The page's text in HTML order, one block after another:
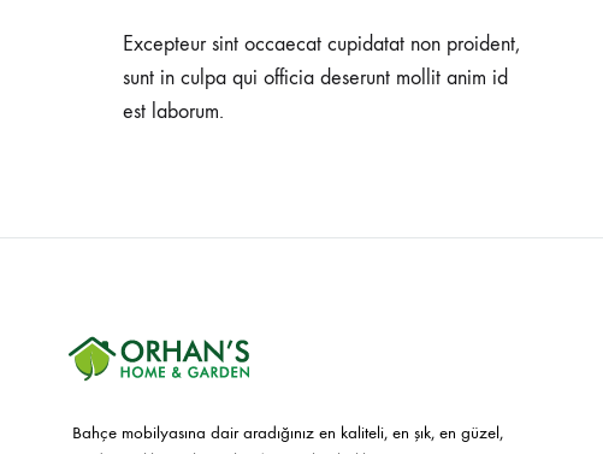
Excepteur sint occaecat cupidatat non proident,
sunt in culpa qui officia deserunt mollit anim id
est laborum.
Bahçe mobilyasına dair aradığınız en kaliteli, en şık, en güzel,